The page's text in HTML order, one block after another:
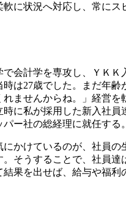
軟に状況へ対応し、常に
会計学を専攻し、ＹＫ
時は27歳でした。まだ年
ませんからね。」経営
時に私が採用した新入社
ー社の総経理に就任する。
かけているのが、社員
。そうすることで、社員
結果を出せば、給与や福